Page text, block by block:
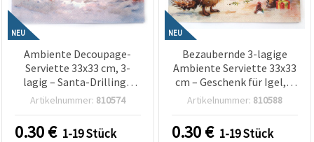
NEU
Ambiente Decoupage-
Serviette 33x33 cm, 3-
lagig – Santa-Drillinge
Design, ideal für Basteln,
kreatives
Geschenkpapier-
Artikelnummer: 810574
0.30€ 1-19 Stück
NEU
Bezaubernde 3-lagige
Ambiente Serviette 33x33
cm – Geschenk für Igel, 1
Stück – Perfekt für süße &
Bastel- und
Serviettentechnik-
Artikelnummer: 810588
0.30€ 1-19 Stück